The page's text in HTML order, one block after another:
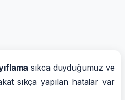
sıkca duyduğumuz ve
sıkça yapılan hatalar var